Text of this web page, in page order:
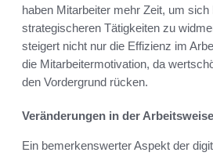
haben Mitarbeiter mehr Zeit, um
strategischeren Tätigkeiten zu
steigert nicht nur die Effizienz im
die Mitarbeitermotivation, da
den Vordergrund rücken.
Veränderungen in der Arbeitsweise
Ein bemerkenswerter Aspekt der